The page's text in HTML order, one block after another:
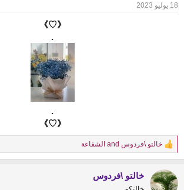
s
18 يوليو 2023
《♡》
.
.
《♡》
R
e
c
t
خالتو \فردوس الشفاعة
خالتو \فردوس